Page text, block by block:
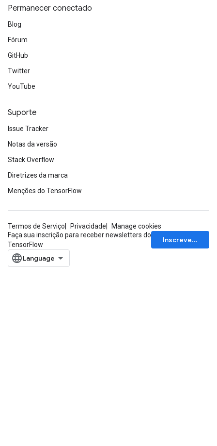
Permanecer conectado
Blog
Fórum
GitHub
Twitter
YouTube
Suporte
Issue Tracker
Notas da versão
Stack Overflow
Diretrizes da marca
Menções do TensorFlow
Termos de Serviço Privacidade
Manage cookies
Faça sua inscrição para receber newsletters do
TensorFlow
Inscrever-se